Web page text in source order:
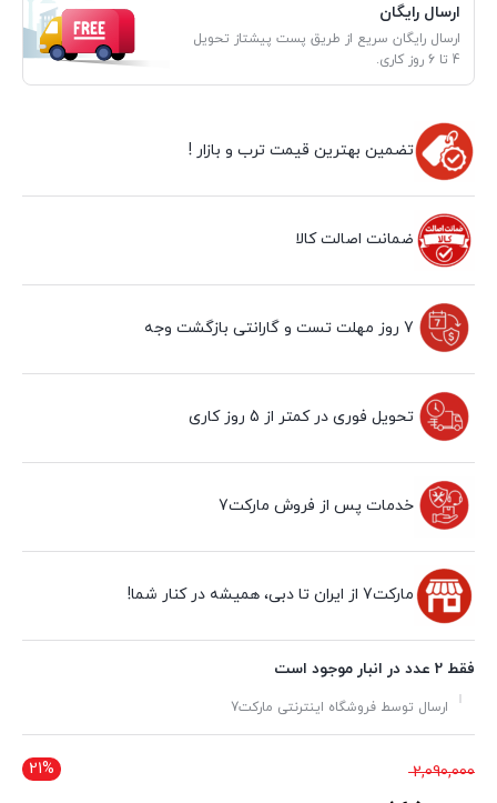
ارسال رایگان
ارسال رایگان سریع از طریق پست پیشتاز تحویل
4 تا 6 روز کاری.
تضمین بهترین قیمت ترب و بازار !
ضمانت اصالت کالا
7 روز مهلت تست و گارانتی بازگشت وجه
تحویل فوری در کمتر از 5 روز کاری
خدمات پس از فروش مارکت7
مارکت7 از ایران تا دبی، همیشه در کنار شما!
فقط 2 عدد در انبار موجود است
ارسال توسط فروشگاه اینترنتی مارکت7
21% 2,090,000قیمت